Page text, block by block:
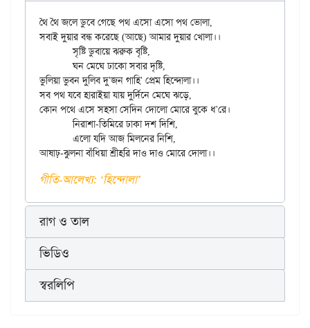
থৈ থৈ জলে ডুবে গেছে পথ এসো এসো পথ ভোলা,
সবাই দুয়ার বন্ধ করেছে (আছে) আমার দুয়ার খোলা।।
	সৃষ্টি ডুবায়ে ঝরুক বৃষ্টি,
	ঘন মেঘে ঢাকো সবার দৃষ্টি,
ভুলিয়া ভুবন দুলিব দু'জন গাহি' প্রেম হিন্দোলা।।
সব পথ যবে হারাইয়া যায় দুর্দিনে মেঘে ঝড়ে,
কোন পথে এসে সহসা সেদিন দোলো মোরে বুকে ধ'রে।
	নিরাশা-তিমিরে ঢাকা দশ দিশি,
গীতি-আলেখ্য: ‌‘হিন্দোলা’
রাগ ও তাল
ভিডিও
স্বরলিপি